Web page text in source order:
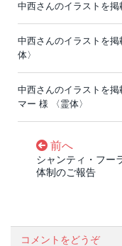
中西さんのイラストを
中西さんのイラストを
体〉
中西さんのイラストを
マー 様 〈霊体〉
前へ
シャンティ・フー
体制のご報告
コメントをどうぞ